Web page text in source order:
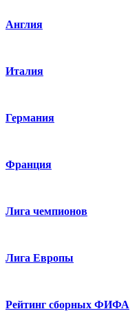
Англия
Италия
Германия
Франция
Лига чемпионов
Лига Европы
Рейтинг сборных ФИФА